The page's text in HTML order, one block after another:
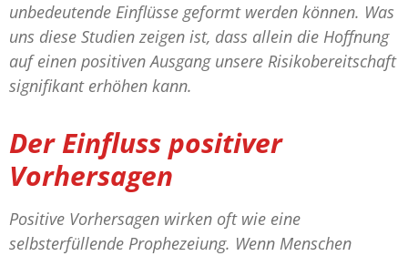
unbedeutende Einflüsse geformt werden können. Was
uns diese Studien zeigen ist, dass allein die Hoffnung
auf einen positiven Ausgang unsere Risikobereitschaft
signifikant erhöhen kann.
Der Einfluss positiver
Vorhersagen
Positive Vorhersagen wirken oft wie eine
selbsterfüllende Prophezeiung. Wenn Menschen